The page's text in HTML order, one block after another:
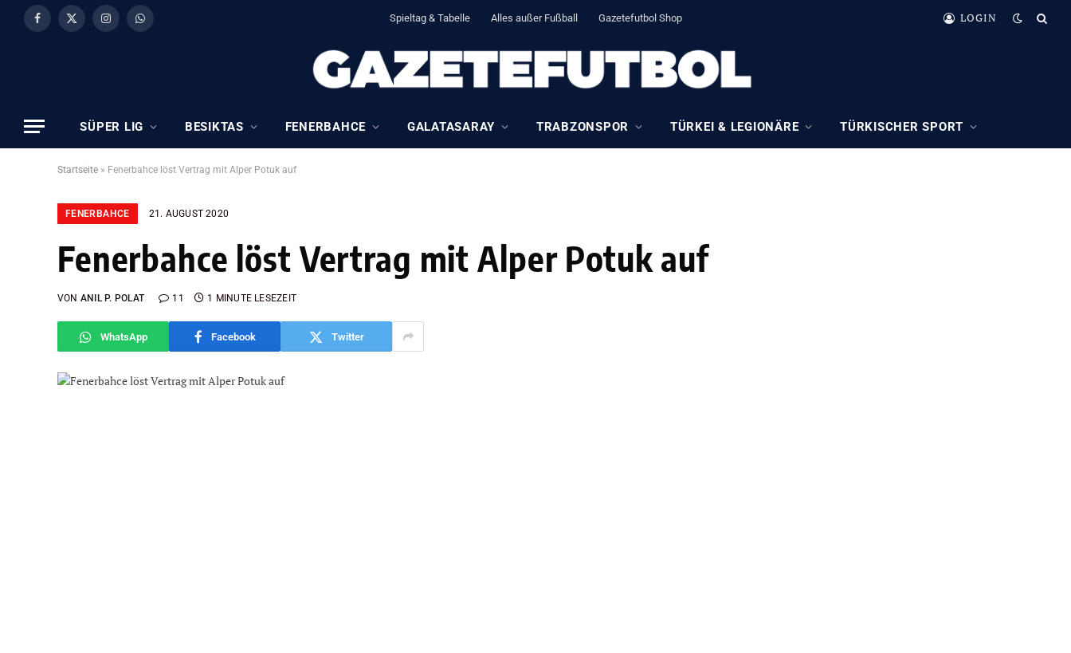
Facebook
X
InstagramWhatsApp Spieltag & Tabelle Alles außer Fußball Gazetefutbol Shop LOGIN
SÜPER LIG BESIKTAS FENERBAHCE GALATASARAY TRABZONSPOR TÜRKEI & LEGIONÄRE TÜRKISCHER SPORT
Startseite » Fenerbahce löst Vertrag mit Alper Potuk auf
FENERBAHCE 21. AUGUST 2020
Fenerbahce löst Vertrag mit Alper Potuk auf
VON ANIL P. POLAT 11 1 MINUTE LESEZEIT
WhatsApp Facebook Twitter